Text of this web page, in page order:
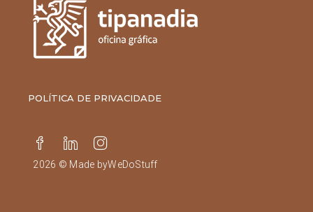
POLÍTICA DE PRIVACIDADE
2026 © Made byWeDoStuff